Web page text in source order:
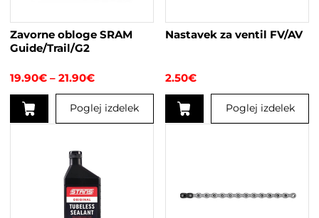
Zavorne obloge SRAM
Guide/Trail/G2
19.90€ – 21.90€Cenovni
od
19.90€
do
Poglej izdelek
Nastavek za ventil FV/AV
2.50€
Poglej izdelek